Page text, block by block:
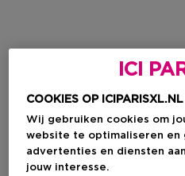
ICI
COOKIES OP ICIPARISXL.NL
Wij gebruiken cookies om
website te optimaliseren en
advertenties en diensten
jouw interesse.